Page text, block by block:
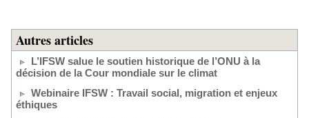
Autres articles
L’IFSW salue le soutien historique de l’ONU à la
décision de la Cour mondiale sur le climat
Webinaire IFSW : Travail social, migration et enjeux
éthiques